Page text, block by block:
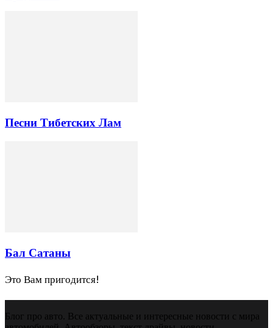
Песни Тибетских Лам
Бал Сатаны
Это Вам пригодится!
Блог про авто. Все актуальные и интересные новости с мира